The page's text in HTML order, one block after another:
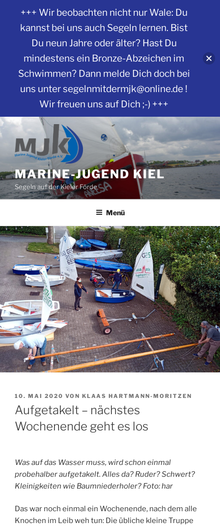
Zum
Inhalt
springen
MARINE-JUGEND KIEL
Segeln auf der Kieler Förde
Menü
VERÖFFENTLICHT
AM
10. MAI 2020 VON KLAAS HARTMANN-MORITZEN
Aufgetakelt – nächstes
Wochenende geht es los
Was auf das Wasser muss, wird schon einmal
probehalber aufgetakelt. Alles da? Ruder? Schwert?
Kleinigkeiten wie Baumniederholer? Foto: har
Das war noch einmal ein Wochenende, nach dem alle
Knochen im Leib weh tun: Die übliche kleine Truppe
+++ Wir beobachten nicht nur Wale: Du
kannst bei uns auch Segeln lernen. Bist
Du neun Jahre oder älter? Hast Du
mindestens ein Bronze-Abzeichen im
Schwimmen? Dann melde Dich doch bei
uns unter segelnmitdermjk@online.de !
Wir freuen uns auf Dich ;-) +++